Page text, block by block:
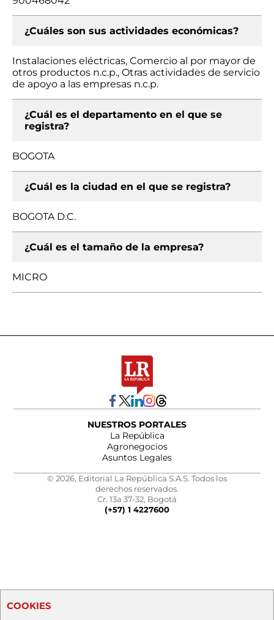
¿Cuáles son sus actividades económicas?
Instalaciones eléctricas, Comercio al por mayor de
otros productos n.c.p., Otras actividades de servicio
de apoyo a las empresas n.c.p.
¿Cuál es el departamento en el que se
registra?
BOGOTA
¿Cuál es la ciudad en el que se registra?
BOGOTA D.C.
¿Cuál es el tamaño de la empresa?
MICRO
NUESTROS PORTALES
La República
Agronegocios
Asuntos Legales
© 2026, Editorial La República S.A.S. Todos los
derechos reservados.
Cr. 13a 37-32, Bogotá
(+57) 1 4227600
COOKIES